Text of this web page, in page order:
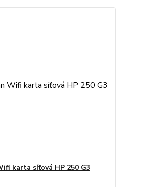
karta síťová HP 250 G3